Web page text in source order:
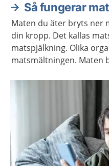
Så fungerar
Maten du äter bryts ner
din kropp. Det kallas
matspjälkning. Olika
matsmältningen. Maten